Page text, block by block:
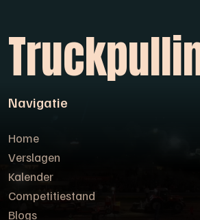
Navigatie
Home
Verslagen
Kalender
Competitiestand
Blogs